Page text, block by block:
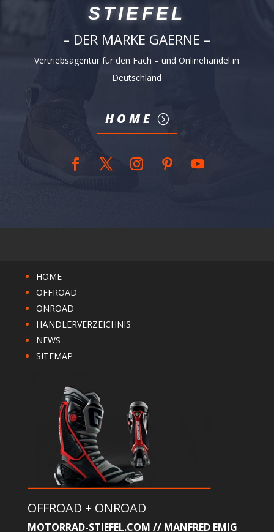
STIEFEL
– DER MARKE GAERNE –
Vertriebsagentur für den Fach – und Onlinehandel in
Deutschland
HOME
HOME
OFFROAD
ONROAD
HÄNDLERVERZEICHNIS
NEWS
SITEMAP
OFFROAD + ONROAD
MOTORRAD-STIEFEL.COM // MANFRED EMIG